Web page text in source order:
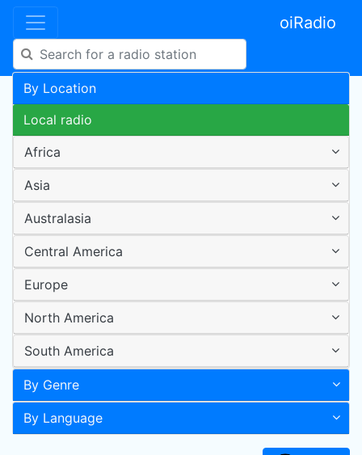
oiRadio
By Location
Local radio
Africa
Asia
Australasia
Central America
Europe
North America
South America
By Genre
By Language